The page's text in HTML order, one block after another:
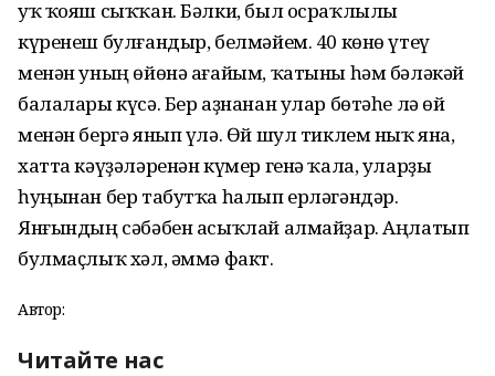
уҡ ҡояш сыҡҡан. Бәлки, был осраҡлылы
күренеш булғандыр, белмәйем. 40 көнө үтеү
менән уның өйөнә ағайым, ҡатыны һәм бәләкәй
балалары күсә. Бер аҙнанан улар бөтәһе лә өй
менән бергә янып үлә. Өй шул тиклем ныҡ яна,
хатта кәүҙәләренән күмер генә ҡала, уларҙы
һуңынан бер табутҡа һалып ерләгәндәр.
Янғындың сәбәбен асыҡлай алмайҙар. Аңлатып
булмаҫлыҡ хәл, әммә факт.
Автор:
Читайте нас